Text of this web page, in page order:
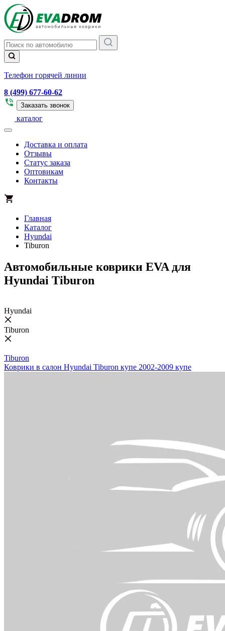
Телефон горячей линии
8 (499) 677-60-62
Заказать звонок
каталог
Доставка и оплата
Отзывы
Статус заказа
Оптовикам
Контакты
Главная
Каталог
Hyundai
Tiburon
Автомобильные коврики EVA для
Hyundai Tiburon
Hyundai
Tiburon
Tiburon
Коврики в салон Hyundai Tiburon купе 2002-2009 купе